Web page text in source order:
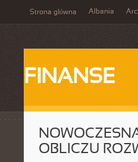
Strona główna Albania
FINANSE
OBLICZU